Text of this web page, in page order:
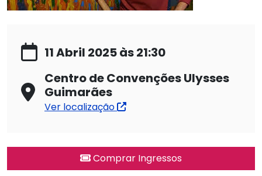
11 Abril 2025 às 21:30
Centro de Convenções Ulysses
Guimarães
Ver localização
Comprar Ingressos